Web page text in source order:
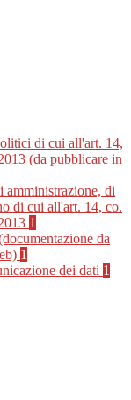
di cui all'art. 14,
(da pubblicare in
di
di cui all'art. 14, co.
1
da
1
dei dati 1